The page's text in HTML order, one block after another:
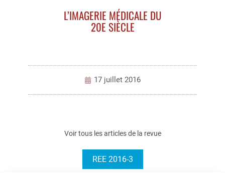
L’IMAGERIE MÉDICALE DU
20E SIÈCLE
17 juillet 2016
Voir tous les articles de la revue
REE 2016-3